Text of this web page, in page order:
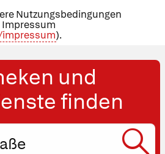
Nutzungsbedingungen
Impressum
).
und
finden